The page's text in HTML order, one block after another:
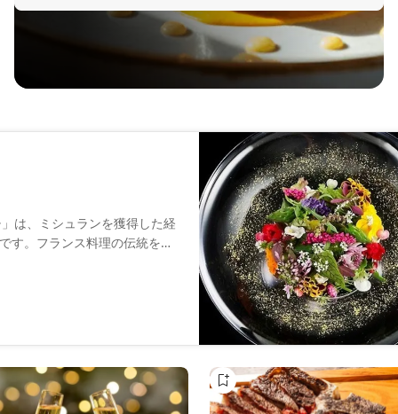
は、ミシュランを獲得した経
す。フランス料理の伝統を守